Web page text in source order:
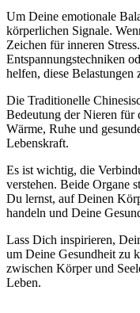
Um Deine emotionale
körperlichen Signale.
Zeichen für inneren
Entspannungstechniken
helfen, diese Belastungen
Die Traditionelle
Bedeutung der Nieren für
Wärme, Ruhe und
Lebenskraft.
Es ist wichtig, die
verstehen. Beide Organe
Du lernst, auf Deinen
handeln und Deine
Lass Dich inspirieren,
um Deine Gesundheit zu
zwischen Körper und
Leben.